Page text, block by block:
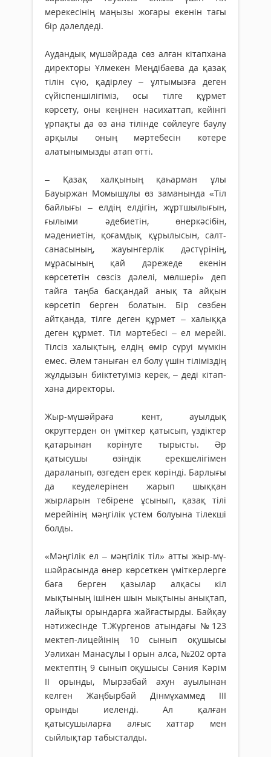
мерекесінің маңызы жо­ғары екенін тағы
бір дә­лелдеді.
Аудандық мүшәйрада сөз алған кітапхана
директоры Ұлмекен Меңдібаева да қазақ
тілін сүю, қадірлеу – ұлты­мыз­ға деген
сүйіспеншілігіміз, осы тілге құрмет
көрсету, оны кеңінен насихаттап, кейінгі
ұрпақты да өз ана тілін­де сөйлеуге баулу
арқылы оның мәртебесін көтере
алатынымызды атап өтті.
– Қазақ халқының қаһарман ұлы
Бауыржан Момыш­ұлы өз заманында «Тіл
байлығы – ел­дің елдігін, жұрт­шы­лығын,
ғылыми әдебиетін, өнер­кәсібін,
мәдениетін, қо­ғамдық құры­лысын, салт-
санасының, жауынгерлік дәс­түрінің,
мұрасының қай дәрежеде екенін
көрсететін сөзсіз дәлелі, мөл­шері» деп
тайға таңба басқандай анық та айқын
көрсетіп берген болатын. Бір сөзбен
айтқанда, тілге деген құрмет – халыққа
деген құрмет. Тіл мәр­тебесі – ел мерейі.
Тілсіз халықтың, ел­дің өмір сүруі мүмкін
емес. Әлем таныған ел болу үшін тілі­міздің
жұлдызын биіктетуіміз керек, – деді кітап­
хана директоры.
Жыр-мүшәйраға кент, ауылдық
округтерден он үміт­кер қатысып, үздіктер
қатарынан көрінуге ты­рысты. Әр
қатысушы өзін­дік ерекшелігімен
дараланып, өзгеден ерек көрінді. Барлығы
да кеу­делерінен жарып шыққан
жырларын тебірене ұсы­нып, қазақ тілі
мерейінің мәңгілік үстем болуына тілекші
болды.
«Мәңгілік ел – мәңгілік тіл» атты жыр-мү­
шәй­расында өнер көрсеткен үміткерлерге
баға берген қазылар алқасы кіл
мықтының ішінен шын мықтыны анықтап,
лайықты орындарға жай­ғастырды. Байқау
нәтижесінде Т.Жүргенов атын­да­ғы №123
мектеп-лицейінің 10 сынып оқушысы
Уәлихан Ма­нас­ұлы І орын алса, №202 орта
мектептің 9 сынып оқушысы Сәния Кәрім
ІІ орынды, Мырзабай ахун ауылынан
келген Жаңбырбай Дінмұхаммед ІІІ
орынды иеленді. Ал қалған
қатысушыларға алғыс хаттар мен
сыйлықтар табысталды.